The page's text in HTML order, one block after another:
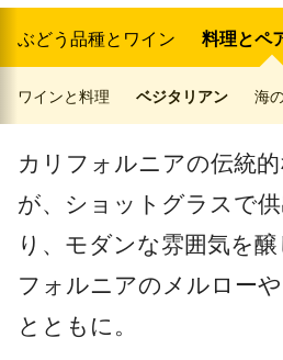
ぶどう品種とワイン 料理とペ
ワインと料理 ベジタリアン 海
カリフォルニアの伝統
が、ショットグラスで
り、モダンな雰囲気を
フォルニアのメルロー
とともに。